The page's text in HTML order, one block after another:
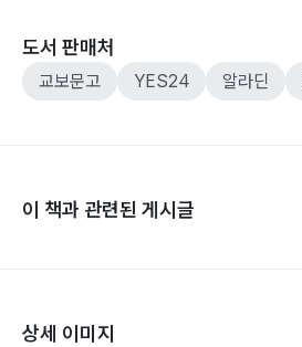
도서 판매처
교보문고 YES24 알라딘
이 책과 관련된 게시글
상세 이미지